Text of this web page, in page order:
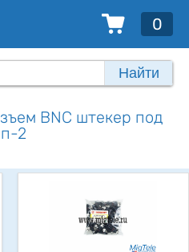
0
Найти
BNC штекер под
2